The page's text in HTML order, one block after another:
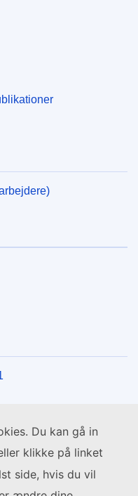
Du kan gå in
klikke på linket
side, hvis du vil